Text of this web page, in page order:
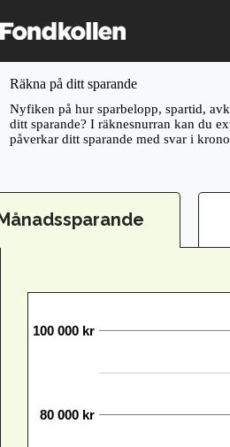
to
content
Räkna på ditt sparande
Nyfiken på hur sparbelopp, spartid,
ditt sparande? I räknesnurran kan du
påverkar ditt sparande med svar i